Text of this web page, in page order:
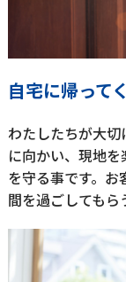
自宅に帰って
わたしたちが大
に向かい、現地
を守る事です。
間を過ごしてもら